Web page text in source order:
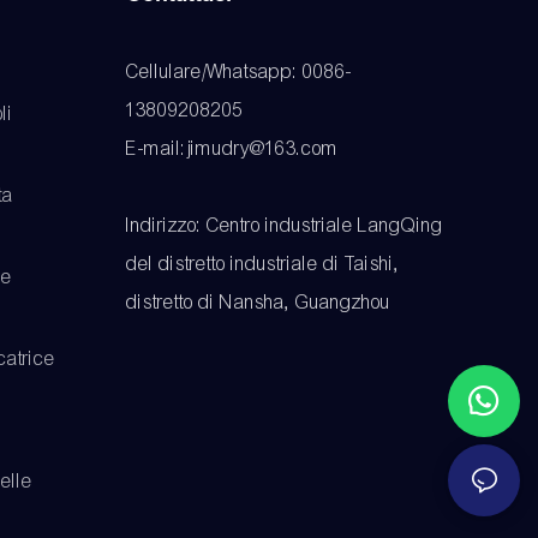
Cellulare/Whatsapp: 0086-
13809208205
E-mail:jimudry@163.com
Indirizzo: Centro industriale LangQing
del distretto industriale di Taishi,
distretto di Nansha, Guangzhou